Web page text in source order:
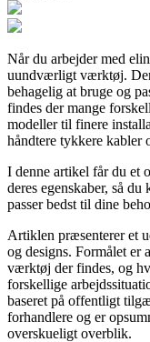
Når du arbejder med
uundværligt værktøj.
behagelig at bruge og
findes der mange
modeller til finere
håndtere tykkere kabler
I denne artikel får du et
deres egenskaber, så
passer bedst til dine
Artiklen præsenterer et
og designs. Formålet
værktøj der findes, og
forskellige
baseret på offentligt
forhandlere og er
overskueligt overblik.